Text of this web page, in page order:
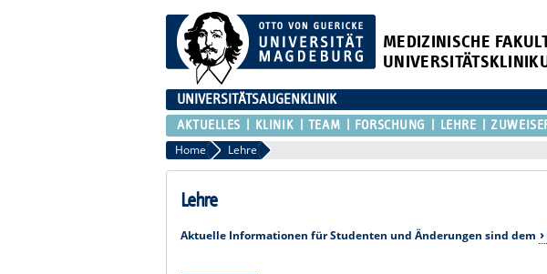
MEDIZINISCHE
UNIVERSITÄTSAUGENKLINIK
AKTUELLES KLINIK TEAM FORSCHUNG LEHRE
Home Lehre
Lehre
Aktuelle Informationen für Studenten und Änderungen sind dem